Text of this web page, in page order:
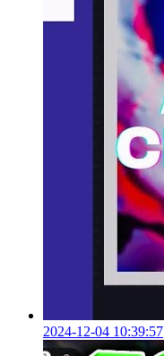
2024-12-04 10:39:57